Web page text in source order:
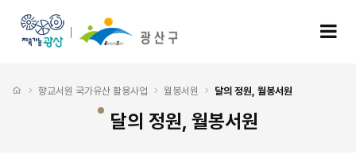
처음으로
향교서원 국가유산 활용사업 월봉서원 달의 정원, 월봉서원
달의 정원, 월봉서원